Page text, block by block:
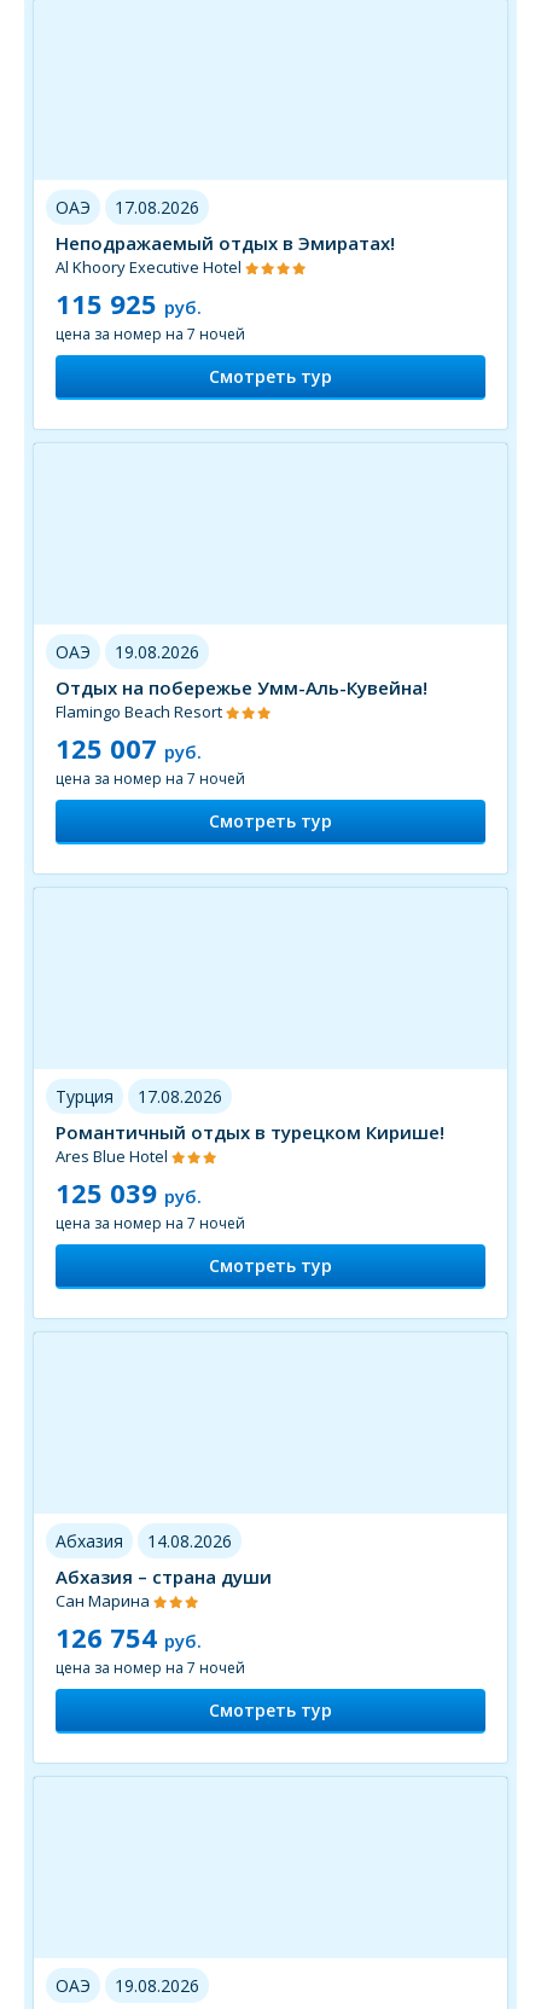
ОАЭ 17.08.2026
Неподражаемый отдых в Эмиратах!
Al Khoory Executive Hotel
115 925 руб.
цена за номер на 7 ночей
Смотреть тур
ОАЭ 19.08.2026
Отдых на побережье Умм-Аль-Кувейна!
Flamingo Beach Resort
125 007 руб.
цена за номер на 7 ночей
Смотреть тур
Турция 17.08.2026
Романтичный отдых в турецком Кирише!
Ares Blue Hotel
125 039 руб.
цена за номер на 7 ночей
Смотреть тур
Абхазия 14.08.2026
Абхазия – страна души
Сан Марина
126 754 руб.
цена за номер на 7 ночей
Смотреть тур
ОАЭ 19.08.2026